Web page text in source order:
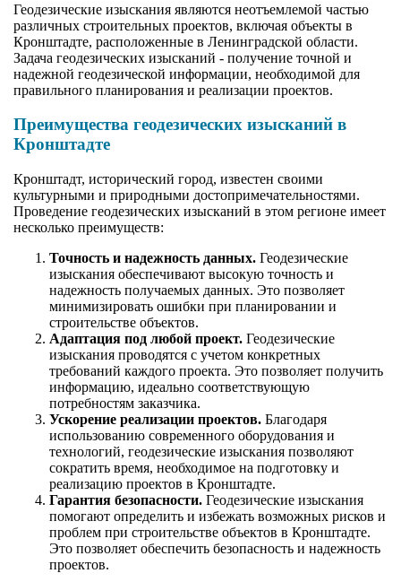
Геодезические изыскания являются неотъемлемой частью
различных строительных проектов, включая объекты в
Кронштадте, расположенные в Ленинградской области.
Задача геодезических изысканий - получение точной и
надежной геодезической информации, необходимой для
правильного планирования и реализации проектов.
Преимущества геодезических изысканий в
Кронштадте
Кронштадт, исторический город, известен своими
культурными и природными достопримечательностями.
Проведение геодезических изысканий в этом регионе имеет
несколько преимуществ:
Точность и надежность данных. Геодезические
изыскания обеспечивают высокую точность и
надежность получаемых данных. Это позволяет
минимизировать ошибки при планировании и
строительстве объектов.
Адаптация под любой проект. Геодезические
изыскания проводятся с учетом конкретных
требований каждого проекта. Это позволяет получить
информацию, идеально соответствующую
потребностям заказчика.
Ускорение реализации проектов. Благодаря
использованию современного оборудования и
технологий, геодезические изыскания позволяют
сократить время, необходимое на подготовку и
реализацию проектов в Кронштадте.
Гарантия безопасности. Геодезические изыскания
помогают определить и избежать возможных рисков и
проблем при строительстве объектов в Кронштадте.
Это позволяет обеспечить безопасность и надежность
проектов.